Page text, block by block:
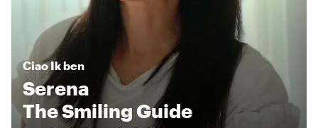
CiaoIk ben
Serena
The Smiling Guide